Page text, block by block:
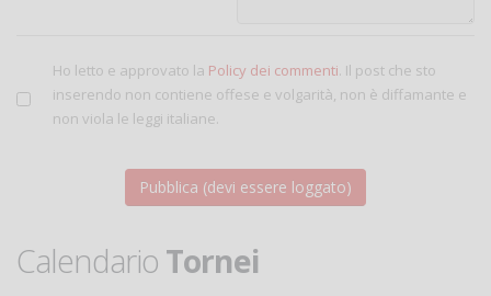
Ho letto e approvato la Policy dei commenti. Il post che sto
inserendo non contiene offese e volgarità, non è diffamante e
non viola le leggi italiane.
Calendario Tornei